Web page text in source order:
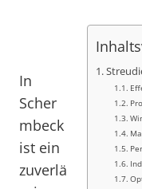
In
Scher
mbeck
ist ein
zuverlä